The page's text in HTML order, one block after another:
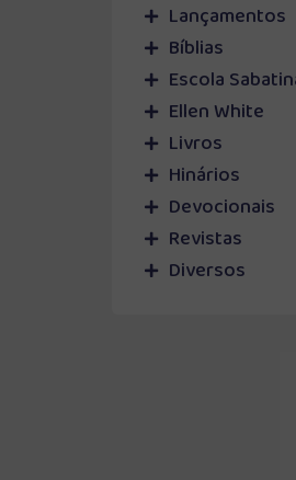
Lançamentos
Bíblias
Escola
Ellen White
Livros
Hinários
Devocionais
Revistas
Diversos